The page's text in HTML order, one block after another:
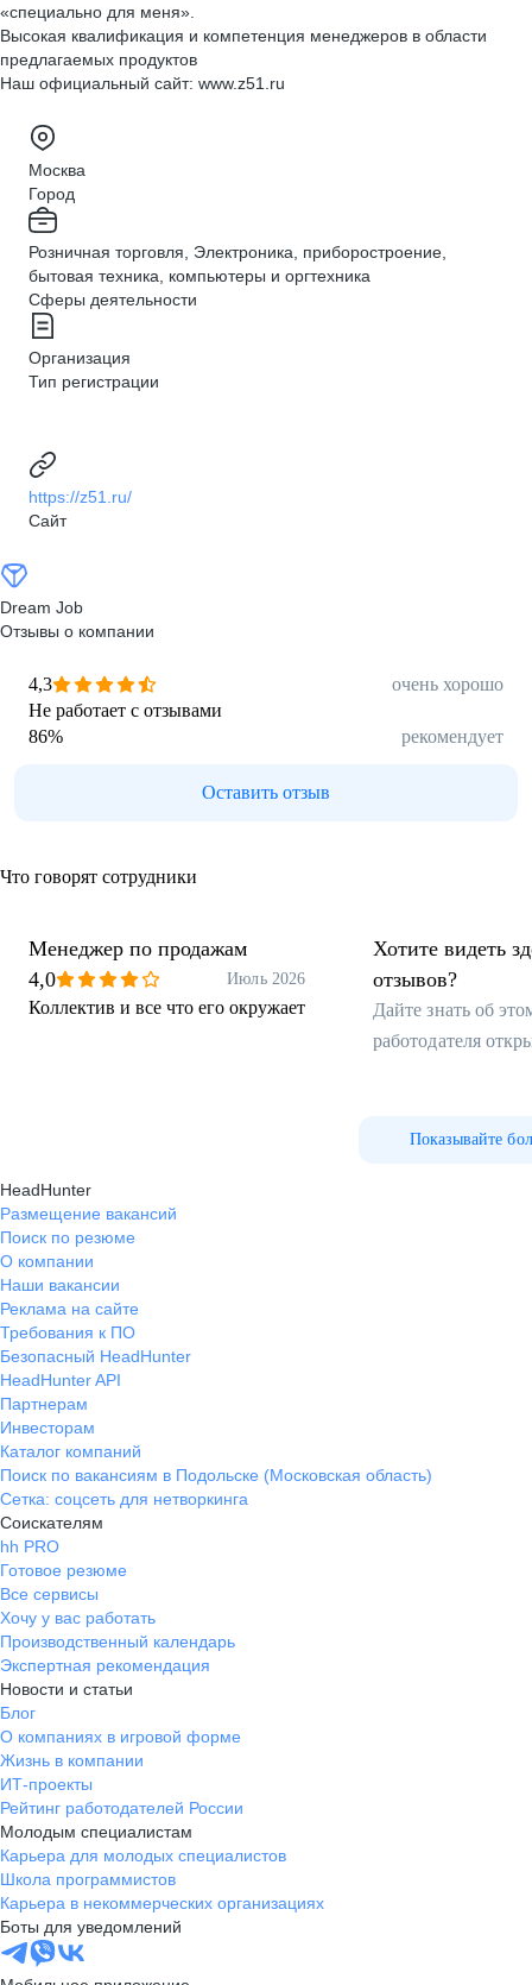
«специально для меня».
Высокая квалификация и компетенция менеджеров в области
предлагаемых продуктов
Наш официальный сайт: www.z51.ru
Москва
Город
Розничная торговля, Электроника, приборостроение,
бытовая техника, компьютеры и оргтехника
Сферы деятельности
Организация
Тип регистрации
https://z51.ru/
Сайт
Dream Job
Отзывы о компании
4,3
очень хорошо
Не работает с отзывами
86% рекомендует
Оставить отзыв
Что говорят сотрудники
Менеджер по продажам
4,0
Июль 2026
Коллектив и все что его окружает
Хотите видеть
отзывов?
Дайте знать об
работодателя
Показывайте
HeadHunter
Размещение вакансий
Поиск по резюме
О компании
Наши вакансии
Реклама на сайте
Требования к ПО
Безопасный HeadHunter
HeadHunter API
Партнерам
Инвесторам
Каталог компаний
Поиск по вакансиям в Подольске (Московская область)
Сетка: соцсеть для нетворкинга
Соискателям
hh PRO
Готовое резюме
Все сервисы
Хочу у вас работать
Производственный календарь
Экспертная рекомендация
Новости и статьи
Блог
О компаниях в игровой форме
Жизнь в компании
ИТ-проекты
Рейтинг работодателей России
Молодым специалистам
Карьера для молодых специалистов
Школа программистов
Карьера в некоммерческих организациях
Боты для уведомлений